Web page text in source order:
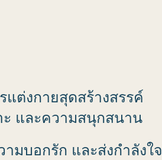
ต่งกายสุดสร้างสรรค์
ะ และความสนุกสนาน
มบอกรัก และส่งกำลังใจ